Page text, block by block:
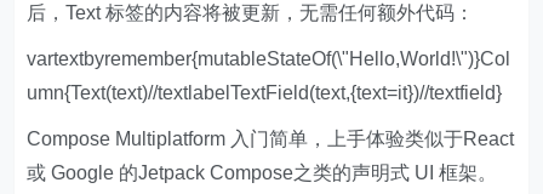
后，Text 标签的内容将被更新，无需任何额外代码：
vartextbyremember{mutableStateOf(\"Hello,World!\")}Col
umn{Text(text)//textlabelTextField(text,{text=it})//textfield}
Compose Multiplatform 入门简单，上手体验类似于React
或 Google 的Jetpack Compose之类的声明式 UI 框架。